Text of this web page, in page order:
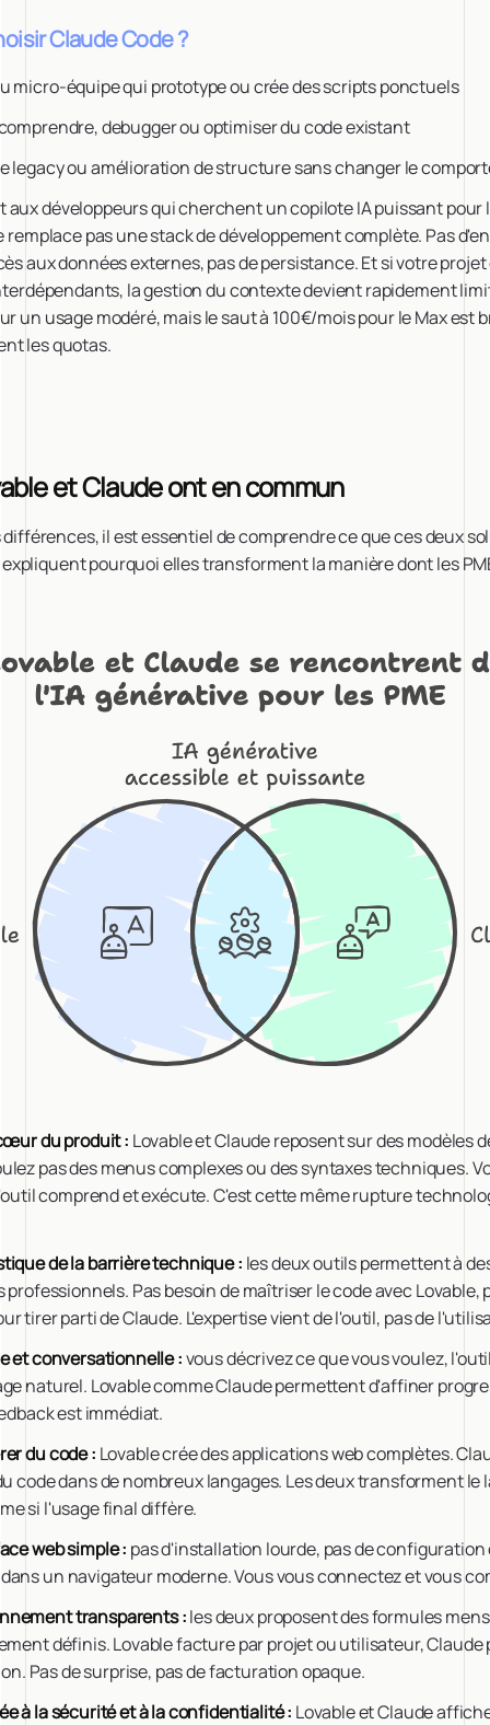
Claude Code ?
micro-équipe qui prototype ou crée des scripts ponctuels
debugger ou optimiser du code existant
legacy ou amélioration de structure sans changer le
aux développeurs qui cherchent un copilote IA puissant pour
remplace pas une stack de développement complète. Pas
aux données externes, pas de persistance. Et si votre
la gestion du contexte devient rapidement
un usage modéré, mais le saut à 100€/mois pour le Max est
les quotas.
et Claude ont en commun
il est essentiel de comprendre ce que ces deux
pourquoi elles transforment la manière dont les
du produit : Lovable et Claude reposent sur des modèles
pas des menus complexes ou des syntaxes techniques.
comprend et exécute. C'est cette même rupture
de la barrière technique : les deux outils permettent à
Pas besoin de maîtriser le code avec Lovable,
tirer parti de Claude. L'expertise vient de l'outil, pas de
et conversationnelle :vous décrivez ce que vous voulez,
naturel. Lovable comme Claude permettent d'affiner
est immédiat.
du code : Lovable crée des applications web complètes.
code dans de nombreux langages. Les deux transforment le
si l'usage final diffère.
web simple : pas d'installation lourde, pas de configuration
un navigateur moderne. Vous vous connectez et vous
transparents :les deux proposent des formules
définis. Lovable facture par projet ou utilisateur, Claude
Pas de surprise, pas de facturation opaque.
à la sécurité et à la confidentialité : Lovable et Claude